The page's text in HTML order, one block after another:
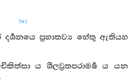
391
දර්‍ශනයෙ ප්‍රහාතව්‍ය හේතු ඇතියහ
ය ශීලව්‍රතපරාමර්‍ෂ ය යන